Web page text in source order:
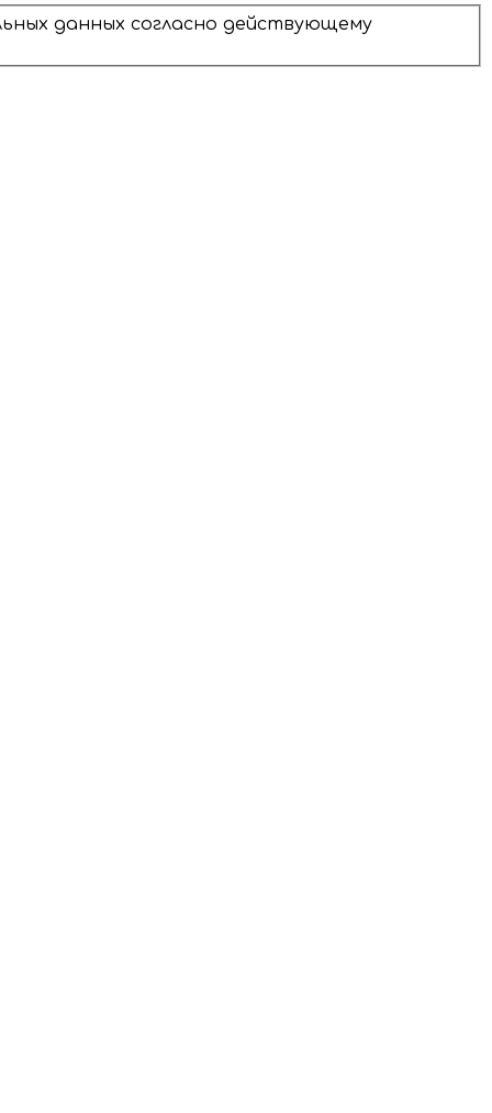
данных согласно действующему